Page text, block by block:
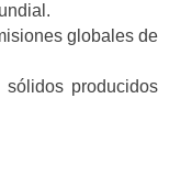
globales de
producidos